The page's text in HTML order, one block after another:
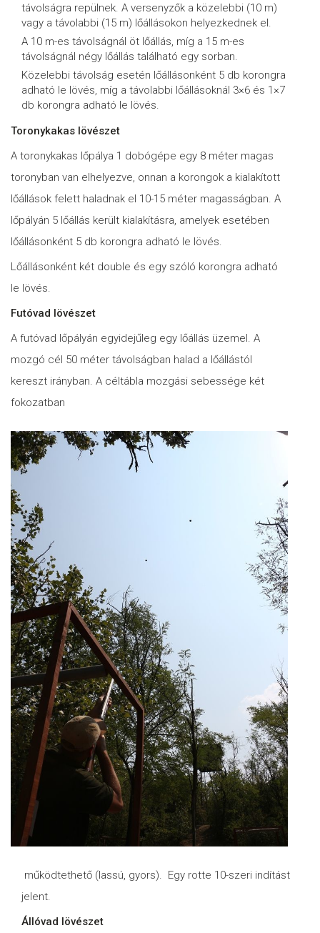
távolságra repülnek. A versenyzők a közelebbi (10 m)
vagy a távolabbi (15 m) lőállásokon helyezkednek el.
A 10 m-es távolságnál öt lőállás, míg a 15 m-es
távolságnál négy lőállás található egy sorban.
Közelebbi távolság esetén lőállásonként 5 db korongra
adható le lövés, míg a távolabbi lőállásoknál 3×6 és 1×7
db korongra adható le lövés.
Toronykakas lövészet
A toronykakas lőpálya 1 dobógépe egy 8 méter magas
toronyban van elhelyezve, onnan a korongok a kialakított
lőállások felett haladnak el 10-15 méter magasságban. A
lőpályán 5 lőállás került kialakításra, amelyek esetében
lőállásonként 5 db korongra adható le lövés.
Lőállásonként két double és egy szóló korongra adható
le lövés.
Futóvad lövészet
A futóvad lőpályán egyidejűleg egy lőállás üzemel. A
mozgó cél 50 méter távolságban halad a lőállástól
kereszt irányban. A céltábla mozgási sebessége két
fokozatban
működtethető (lassú, gyors). Egy rotte 10-szeri indítást
jelent.
Állóvad lövészet